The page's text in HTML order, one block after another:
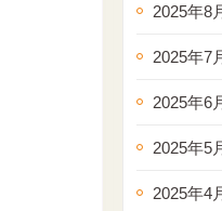
2025年8
2025年7
2025年6
2025年5
2025年4